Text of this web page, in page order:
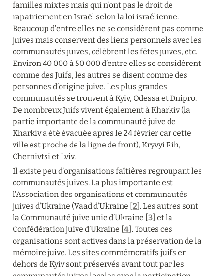
familles mixtes mais qui n’ont pas le droit de
rapatriement en Israël selon la loi israélienne.
Beaucoup d’entre elles ne se considèrent pas comme
juives mais conservent des liens personnels avec les
communautés juives, célèbrent les fêtes juives, etc.
Environ 40 000 à 50 000 d’entre elles se considèrent
comme des Juifs, les autres se disent comme des
personnes d’origine juive. Les plus grandes
communautés se trouvent à Kyiv, Odessa et Dnipro.
De nombreux Juifs vivent également à Kharkiv (la
partie importante de la communauté juive de
Kharkiv a été évacuée après le 24 février car cette
ville est proche de la ligne de front), Kryvyi Rih,
Chernivtsi et Lviv.
Il existe peu d’organisations faîtières regroupant les
communautés juives. La plus importante est
l’Association des organisations et communautés
juives d’Ukraine (Vaad d’Ukraine [2]. Les autres sont
la Communauté juive unie d’Ukraine [3] et la
Confédération juive d’Ukraine [4]. Toutes ces
organisations sont actives dans la préservation de la
mémoire juive. Les sites commémoratifs juifs en
dehors de Kyiv sont préservés avant tout par les